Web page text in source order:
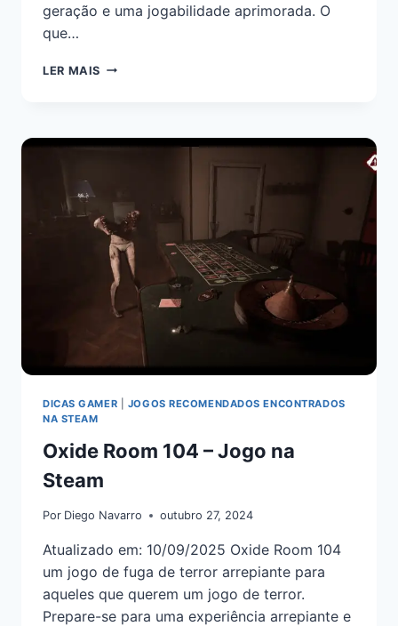
geração e uma jogabilidade aprimorada. O
que…
LER MAIS
DICAS GAMER
JOGOS RECOMENDADOS ENCONTRADOS
NA STEAM
Oxide Room 104 – Jogo na
Steam
Por Diego Navarro outubro 27, 2024
Atualizado em: 10/09/2025 Oxide Room 104
um jogo de fuga de terror arrepiante para
aqueles que querem um jogo de terror.
Prepare-se para uma experiência arrepiante e